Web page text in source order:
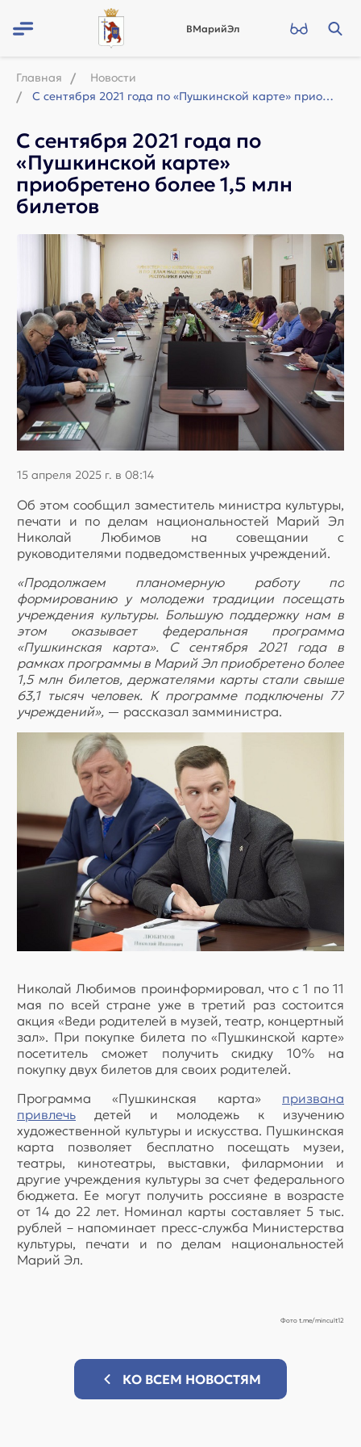
ВМарийЭл
Главная
Новости
С сентября 2021 года по «Пушкинской карте» приобретено более 1,5 млн билетов
С сентября 2021 года по
«Пушкинской карте»
приобретено более 1,5 млн
билетов
15 апреля 2025 г. в 08:14
Об этом сообщил заместитель министра культуры,
печати и по делам национальностей Марий Эл
Николай Любимов на совещании с
руководителями подведомственных учреждений.
«Продолжаем планомерную работу по
формированию у молодежи традиции посещать
учреждения культуры. Большую поддержку нам в
этом оказывает федеральная программа
«Пушкинская карта». С сентября 2021 года в
рамках программы в Марий Эл приобретено более
1,5 млн билетов, держателями карты стали свыше
63,1 тысяч человек. К программе подключены 77
учреждений», — рассказал замминистра.
Николай Любимов проинформировал, что с 1 по 11
мая по всей стране уже в третий раз состоится
акция «Веди родителей в музей, театр, концертный
зал». При покупке билета по «Пушкинской карте»
посетитель сможет получить скидку 10% на
покупку двух билетов для своих родителей.
Программа «Пушкинская карта» призвана
привлечь детей и молодежь к изучению
художественной культуры и искусства. Пушкинская
карта позволяет бесплатно посещать музеи,
театры, кинотеатры, выставки, филармонии и
другие учреждения культуры за счет федерального
бюджета. Ее могут получить россияне в возрасте
от 14 до 22 лет. Номинал карты составляет 5 тыс.
рублей – напоминает пресс-служба Министерства
культуры, печати и по делам национальностей
Марий Эл.
Фото t.me/mincult12
КО ВСЕМ НОВОСТЯМ